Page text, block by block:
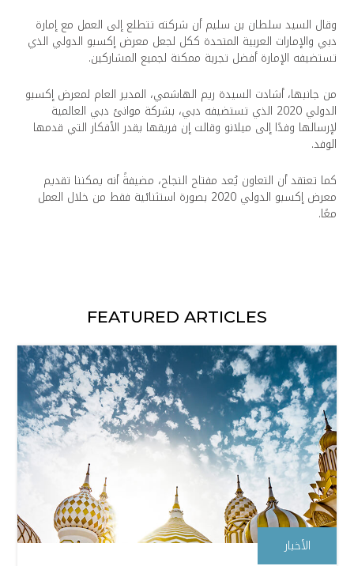
وقال السيد سلطان بن سليم أن شركته تتطلع إلى العمل مع إمارة
دبي والإمارات العربية المتحدة ككل لجعل معرض إكسبو الدولي الذي
تستضيفه الإمارة أفضل تجربة ممكنة لجميع المشاركين.
من جانبها، أشادت السيدة ريم الهاشمي، المدير العام لمعرض إكسبو
الدولي 2020 الذي تستضيفه دبي، بشركة موانئ دبي العالمية
لإرسالها وفدًا إلى ميلانو وقالت إن فريقها يقدر الأفكار التي قدمها
الوفد.
كما تعتقد أن التعاون يُعد مفتاح النجاح، مضيفةً أنه يمكننا تقديم
معرض إكسبو الدولي 2020 بصورة استثنائية فقط من خلال العمل
معًا.
FEATURED ARTICLES
الأخبار